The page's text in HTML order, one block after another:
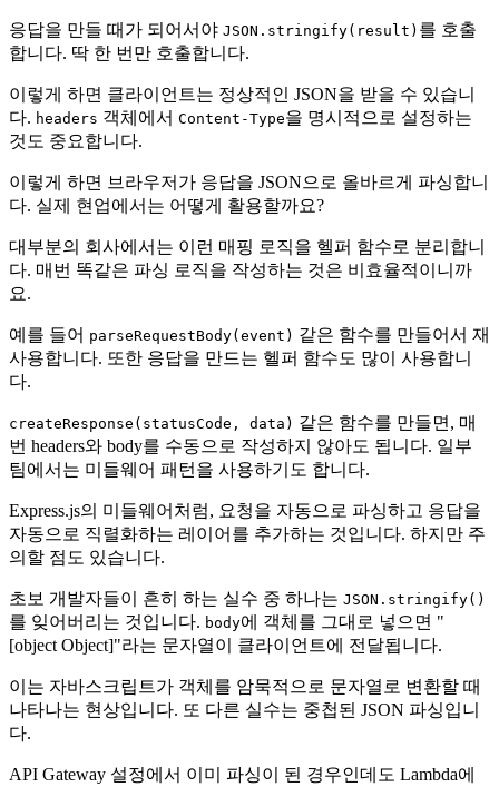
응답을 만들 때가 되어서야 JSON.stringify(result) 를 호출
합니다. 딱 한 번만 호출합니다.
이렇게 하면 클라이언트는 정상적인 JSON을 받을 수 있습니
다. headers 객체에서 Content-Type을 명시적으로 설정하는
것도 중요합니다.
이렇게 하면 브라우저가 응답을 JSON으로 올바르게 파싱합니
다. 실제 현업에서는 어떻게 활용할까요?
대부분의 회사에서는 이런 매핑 로직을 헬퍼 함수로 분리합니
다. 매번 똑같은 파싱 로직을 작성하는 것은 비효율적이니까
요.
예를 들어 parseRequestBody(event) 같은 함수를 만들어서 재
사용합니다. 또한 응답을 만드는 헬퍼 함수도 많이 사용합니
다.
createResponse(statusCode, data) 같은 함수를 만들면, 매
번 headers와 body를 수동으로 작성하지 않아도 됩니다. 일부
팀에서는 미들웨어 패턴을 사용하기도 합니다.
Express.js의 미들웨어처럼, 요청을 자동으로 파싱하고 응답을
자동으로 직렬화하는 레이어를 추가하는 것입니다. 하지만 주
의할 점도 있습니다.
초보 개발자들이 흔히 하는 실수 중 하나는 JSON.stringify()
를 잊어버리는 것입니다. body에 객체를 그대로 넣으면 "
[object Object]"라는 문자열이 클라이언트에 전달됩니다.
이는 자바스크립트가 객체를 암묵적으로 문자열로 변환할 때
나타나는 현상입니다. 또 다른 실수는 중첩된 JSON 파싱입니
다.
API Gateway 설정에서 이미 파싱이 된 경우인데도 Lambda에